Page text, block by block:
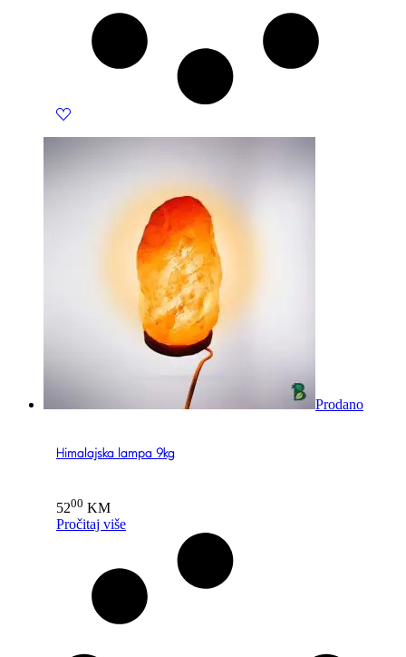
Prodano
Himalajska lampa 9kg
5200 KM
Pročitaj više